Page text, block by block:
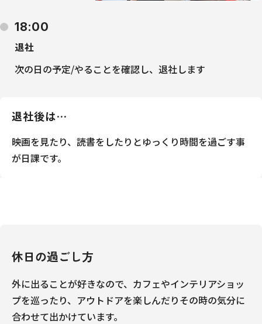
18:00
退社
次の日の予定/やることを確認し、退社します
退社後は…
映画を見たり、読書をしたりとゆっくり時間を過ごす事
が日課です。
休日の過ごし方
外に出ることが好きなので、カフェやインテリアショッ
プを巡ったり、アウトドアを楽しんだりその時の気分に
合わせて出かけています。